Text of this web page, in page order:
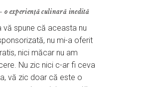
o experiență culinară inedită
vă spune că aceasta nu
nu mi-a oferit
nici măcar nu am
Nu zic nici c-ar fi ceva
vă zic doar că este o